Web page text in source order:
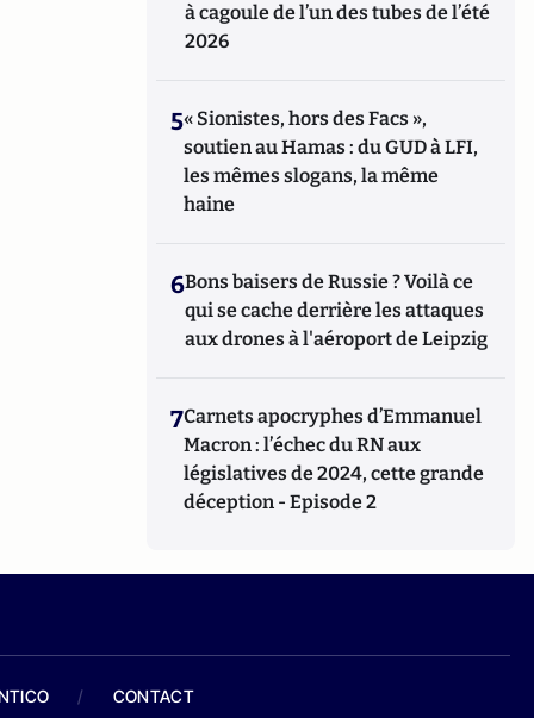
à cagoule de l’un des tubes de l’été
2026
5« Sionistes, hors des Facs »,
soutien au Hamas : du GUD à LFI,
les mêmes slogans, la même
haine
6Bons baisers de Russie ? Voilà ce
qui se cache derrière les attaques
aux drones à l'aéroport de Leipzig
7Carnets apocryphes d’Emmanuel
Macron : l’échec du RN aux
législatives de 2024, cette grande
déception - Episode 2
/ CONTACT